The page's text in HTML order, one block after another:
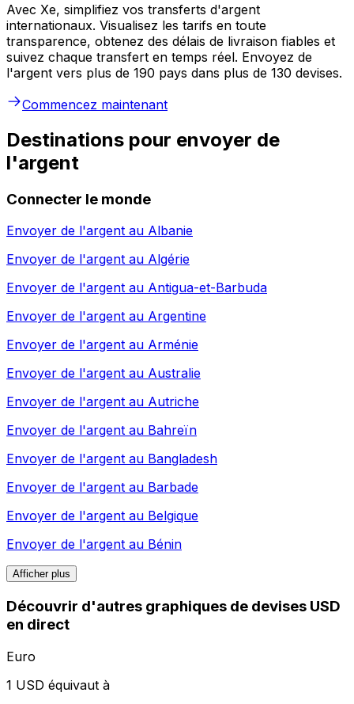
Avec Xe, simplifiez vos transferts d'argent
internationaux. Visualisez les tarifs en toute
transparence, obtenez des délais de livraison fiables et
suivez chaque transfert en temps réel. Envoyez de
l'argent vers plus de 190 pays dans plus de 130 devises.
Commencez maintenant
Destinations pour envoyer de
l'argent
Connecter le monde
Envoyer de l'argent au Albanie
Envoyer de l'argent au Algérie
Envoyer de l'argent au Antigua-et-Barbuda
Envoyer de l'argent au Argentine
Envoyer de l'argent au Arménie
Envoyer de l'argent au Australie
Envoyer de l'argent au Autriche
Envoyer de l'argent au Bahreïn
Envoyer de l'argent au Bangladesh
Envoyer de l'argent au Barbade
Envoyer de l'argent au Belgique
Envoyer de l'argent au Bénin
Afficher plus
Découvrir d'autres graphiques de devises USD
en direct
Euro
1 USD équivaut à